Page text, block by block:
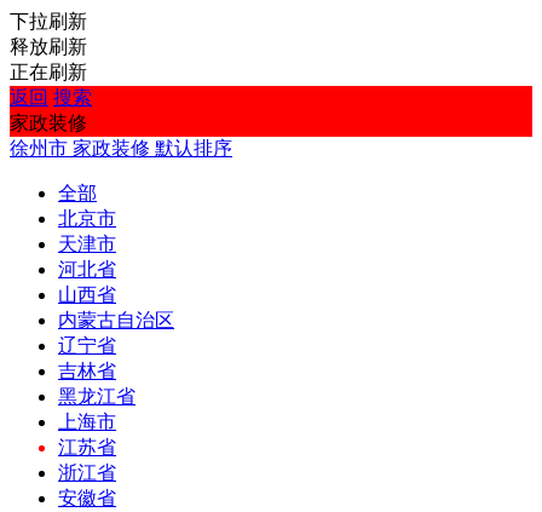
下拉刷新
释放刷新
正在刷新
返回 搜索
家政装修
徐州市 家政装修 默认排序
全部
北京市
天津市
河北省
山西省
内蒙古自治区
辽宁省
吉林省
黑龙江省
上海市
江苏省
浙江省
安徽省